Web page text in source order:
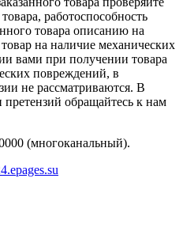
работоспособность
товара описанию на
на наличие механических
вами при получении товара
повреждений, в
не рассматриваются. В
обращайтесь к нам
(многоканальный).